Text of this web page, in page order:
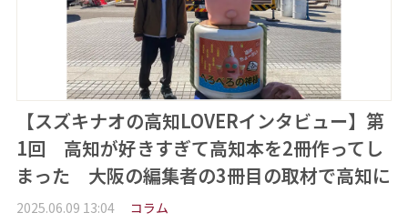
【スズキナオの高知LOVERインタビュー】第
1回 高知が好きすぎて高知本を2冊作ってし
まった 大阪の編集者の3冊目の取材で高知に
2025.06.09 13:04 コラム